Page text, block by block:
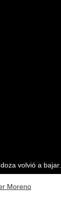
volvió a bajar.
Moreno